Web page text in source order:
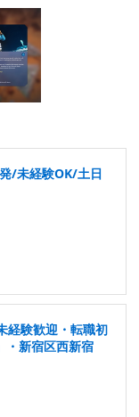
/未経験OK/土日
経験歓迎・転職初
・新宿区西新宿